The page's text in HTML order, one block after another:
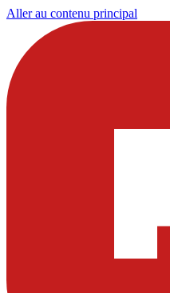
Aller au contenu principal